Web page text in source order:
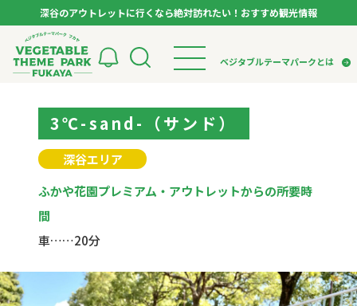
深谷のアウトレットに行くなら絶対訪れたい！おすすめ観光情報
ベジタブルテーマパークとは
トップページ
モデルコース
スポット
体験
特集記事
ベジタブルテーマパークとは
VTPキャストミーティング
アンバサダー
お役立ち情報
3℃-sand-（サンド）
深谷エリア
ふかや花園プレミアム・アウトレットからの所要時
間
車……20分